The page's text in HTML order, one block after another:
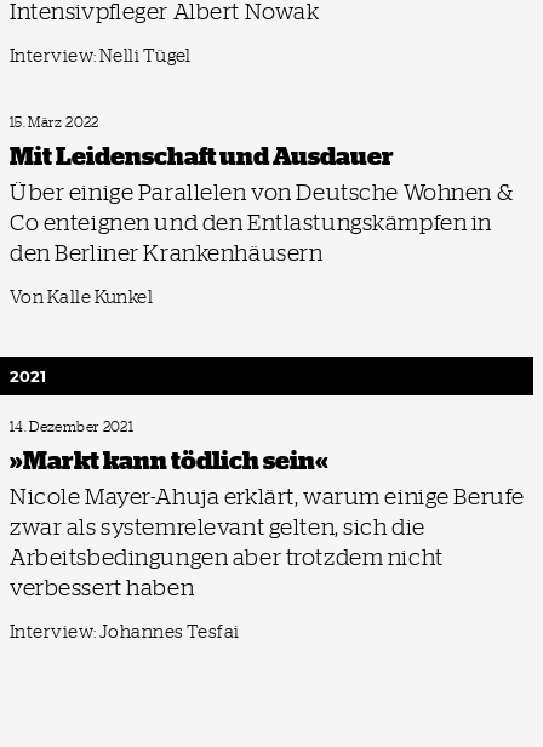
Intensivpfleger Albert Nowak
Interview: Nelli Tügel
15. März 2022
Mit Leidenschaft und Ausdauer
Über einige Parallelen von Deutsche Wohnen &
Co enteignen und den Entlastungskämpfen in
den Berliner Krankenhäusern
Von Kalle Kunkel
2021
14. Dezember 2021
»Markt kann tödlich sein«
Nicole Mayer-Ahuja erklärt, warum einige Berufe
zwar als systemrelevant gelten, sich die
Arbeitsbedingungen aber trotzdem nicht
verbessert haben
Interview: Johannes Tesfai